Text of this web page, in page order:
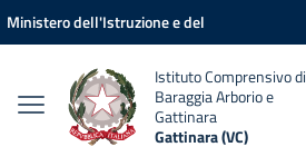
Vai ai contenuti
Vai al menu di navigazione
Vai al footer
Ministero dell'Istruzione e del
Istituto Comprensivo di
Baraggia Arborio e
Gattinara
Gattinara (VC)